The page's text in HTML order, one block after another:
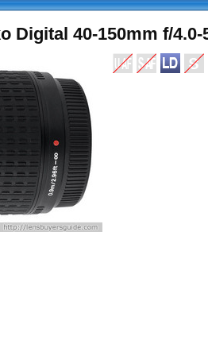
Digital 40-150mm f/4.0-